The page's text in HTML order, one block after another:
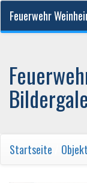
Feuerwehr
Startseite